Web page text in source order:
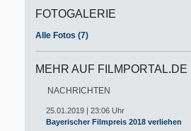
FOTOGALERIE
Alle Fotos (7)
MEHR AUF FILMPORTAL.DE
NACHRICHTEN
25.01.2019 | 23:06 Uhr
Bayerischer Filmpreis 2018 verliehen